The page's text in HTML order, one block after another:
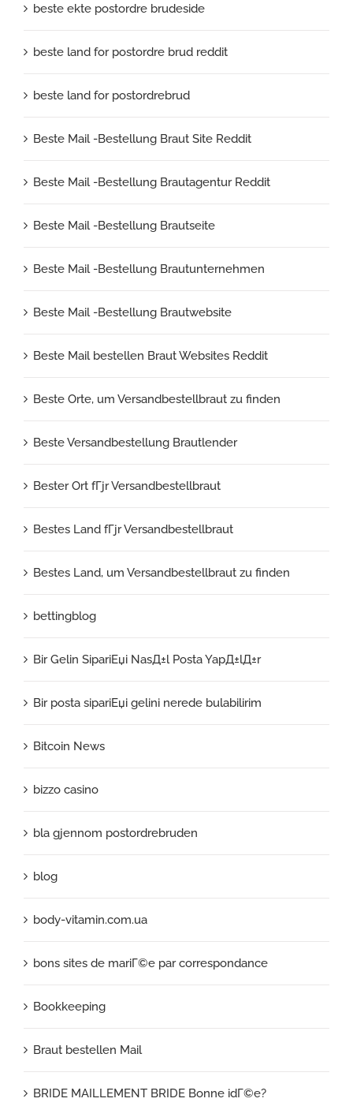
beste ekte postordre brudeside
beste land for postordre brud reddit
beste land for postordrebrud
Beste Mail -Bestellung Braut Site Reddit
Beste Mail -Bestellung Brautagentur Reddit
Beste Mail -Bestellung Brautseite
Beste Mail -Bestellung Brautunternehmen
Beste Mail -Bestellung Brautwebsite
Beste Mail bestellen Braut Websites Reddit
Beste Orte, um Versandbestellbraut zu finden
Beste Versandbestellung Brautlender
Bester Ort fГјr Versandbestellbraut
Bestes Land fГјr Versandbestellbraut
Bestes Land, um Versandbestellbraut zu finden
bettingblog
Bir Gelin SipariЕџi NasД±l Posta YapД±lД±r
Bir posta sipariЕџi gelini nerede bulabilirim
Bitcoin News
bizzo casino
bla gjennom postordrebruden
blog
body-vitamin.com.ua
bons sites de mariГ©e par correspondance
Bookkeeping
Braut bestellen Mail
BRIDE MAILLEMENT BRIDE Bonne idГ©e?